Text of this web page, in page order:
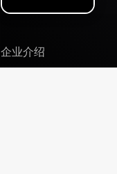
企业介绍